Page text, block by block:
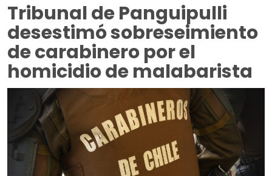
Tribunal de Panguipulli
desestimó sobreseimiento
de carabinero por el
homicidio de malabarista